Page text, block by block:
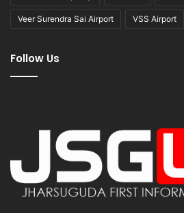
Veer Surendra Sai Airport VSS Airport
Follow Us